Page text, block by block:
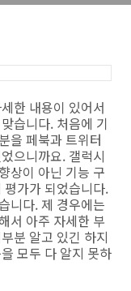
한 내용이 있어서
습니다. 처음에 기
을 페북과 트위터
으니까요. 갤럭시
상이 아닌 기능 구
가가 되었습니다.
니다. 제 경우에는
서 아주 자세한 부
분 알고 있긴 하지
모두 다 알지 못하